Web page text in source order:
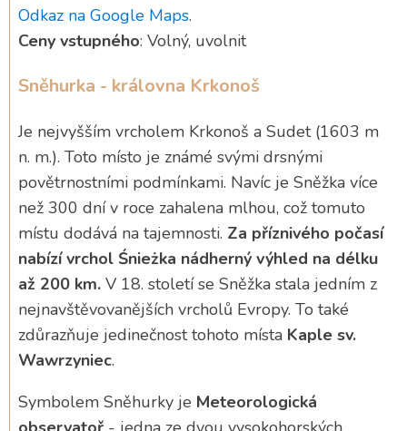
Odkaz na Google Maps.
Ceny vstupného: Volný, uvolnit
Sněhurka - královna Krkonoš
Je nejvyšším vrcholem Krkonoš a Sudet (1603 m
n. m.). Toto místo je známé svými drsnými
povětrnostními podmínkami. Navíc je Sněžka více
než 300 dní v roce zahalena mlhou, což tomuto
místu dodává na tajemnosti. Za příznivého počasí
nabízí vrchol Śnieżka nádherný výhled na délku
až 200 km. V 18. století se Sněžka stala jedním z
nejnavštěvovanějších vrcholů Evropy. To také
zdůrazňuje jedinečnost tohoto místa Kaple sv.
Wawrzyniec.
Symbolem Sněhurky je Meteorologická